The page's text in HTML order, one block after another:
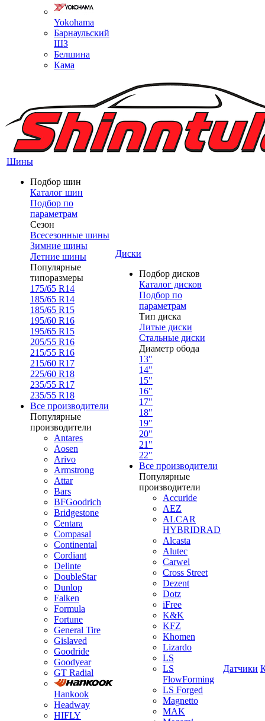
Yokohama
Барнаульский
ШЗ
Белшина
Кама
Шины
Подбор шин
Каталог шин
Подбор по
параметрам
Сезон
Всесезонные шины
Зимние шины
Летние шины
Популярные
типоразмеры
175/65 R14
185/65 R14
185/65 R15
195/60 R16
195/65 R15
205/55 R16
215/55 R16
215/60 R17
225/60 R18
235/55 R17
235/55 R18
Все производители
Популярные
производители
Antares
Aosen
Arivo
Armstrong
Attar
Bars
BFGoodrich
Bridgestone
Centara
Compasal
Continental
Cordiant
Delinte
DoubleStar
Dunlop
Falken
Formula
Fortune
General Tire
Gislaved
Goodride
Goodyear
GT Radial
Hankook
Headway
HIFLY
Диски
Подбор дисков
Каталог дисков
Подбор по
параметрам
Тип диска
Литые диски
Стальные диски
Диаметр обода
13"
14"
15"
16"
17"
18"
19"
20"
21"
22"
Все производители
Популярные
производители
Accuride
AEZ
ALCAR
HYBRIDRAD
Alcasta
Alutec
Carwel
Cross Street
Dezent
Dotz
iFree
K&K
KFZ
Khomen
Lizardo
LS
LS
FlowForming
LS Forged
Magnetto
MAK
Датчики